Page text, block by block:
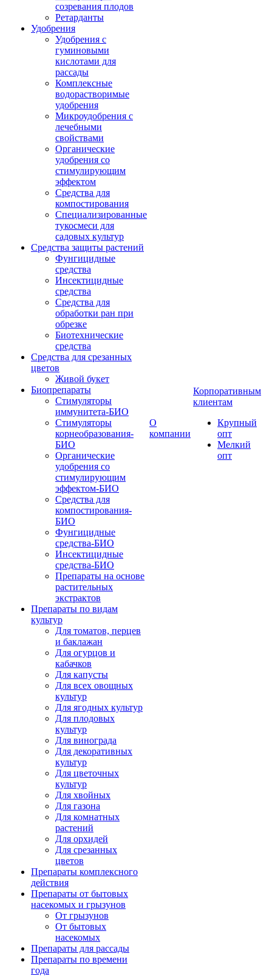
созревания плодов
Ретарданты
Удобрения
Удобрения с
гуминовыми
кислотами для
рассады
Комплексные
водорастворимые
удобрения
Микроудобрения с
лечебными
свойствами
Органические
удобрения со
стимулирующим
эффектом
Средства для
компостирования
Специализированные
тукосмеси для
садовых культур
Средства защиты растений
Фунгицидные
средства
Инсектицидные
средства
Средства для
обработки ран при
обрезке
Биотехнические
средства
Средства для срезанных
цветов
Живой букет
Биопрепараты
Стимуляторы
иммунитета-БИО
Стимуляторы
корнеобразования-
БИО
Органические
удобрения со
стимулирующим
эффектом-БИО
Средства для
компостирования-
БИО
Фунгицидные
средства-БИО
Инсектицидные
средства-БИО
Препараты на основе
растительных
экстрактов
Препараты по видам
культур
Для томатов, перцев
и баклажан
Для огурцов и
кабачков
Для капусты
Для всех овощных
культур
Для ягодных культур
Для плодовых
культур
Для винограда
Для декоративных
культур
Для цветочных
культур
Для хвойных
Для газона
Для комнатных
растений
Для орхидей
Для срезанных
цветов
Препараты комплексного
действия
Препараты от бытовых
насекомых и грызунов
От грызунов
От бытовых
насекомых
Препараты для рассады
Препараты по времени
года
О
компании
Корпоративным
клиентам
Крупный
опт
Мелкий
опт